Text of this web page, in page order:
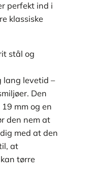
perfekt ind i
klassiske
stål og
lang levetid –
Den
mm og en
den nem at
med at den
at
tørre